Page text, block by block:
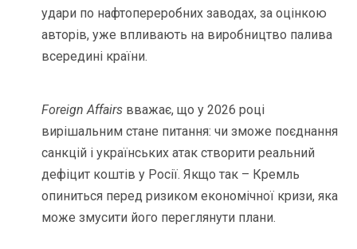
удари по нафтопереробних заводах, за оцінкою
авторів, уже впливають на виробництво палива
всередині країни.
Foreign Affairs вважає, що у 2026 році
вирішальним стане питання: чи зможе поєднання
санкцій і українських атак створити реальний
дефіцит коштів у Росії. Якщо так – Кремль
опиниться перед ризиком економічної кризи, яка
може змусити його переглянути плани.